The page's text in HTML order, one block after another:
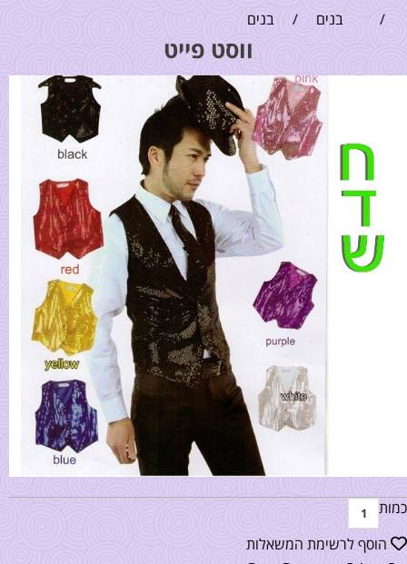
/ בנים / בנים
ווסט פייט
כמות
הוסף לרשימת המשאלות